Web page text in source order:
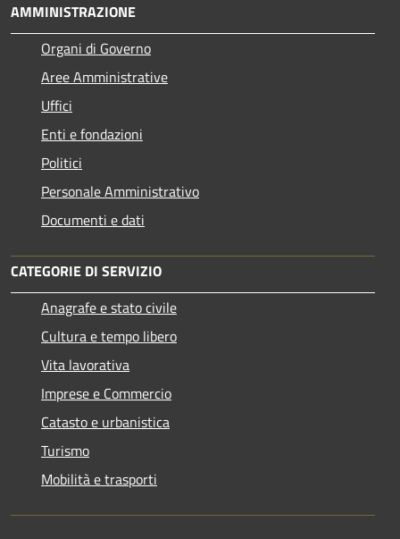
AMMINISTRAZIONE
Organi di Governo
Aree Amministrative
Uffici
Enti e fondazioni
Politici
Personale Amministrativo
Documenti e dati
CATEGORIE DI SERVIZIO
Anagrafe e stato civile
Cultura e tempo libero
Vita lavorativa
Imprese e Commercio
Catasto e urbanistica
Turismo
Mobilità e trasporti